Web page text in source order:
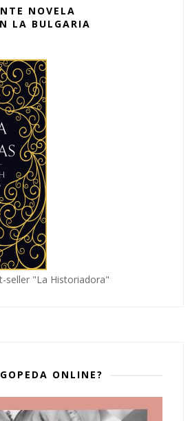
NOVELA
LA BULGARIA
seller "La Historiadora"
ONLINE?